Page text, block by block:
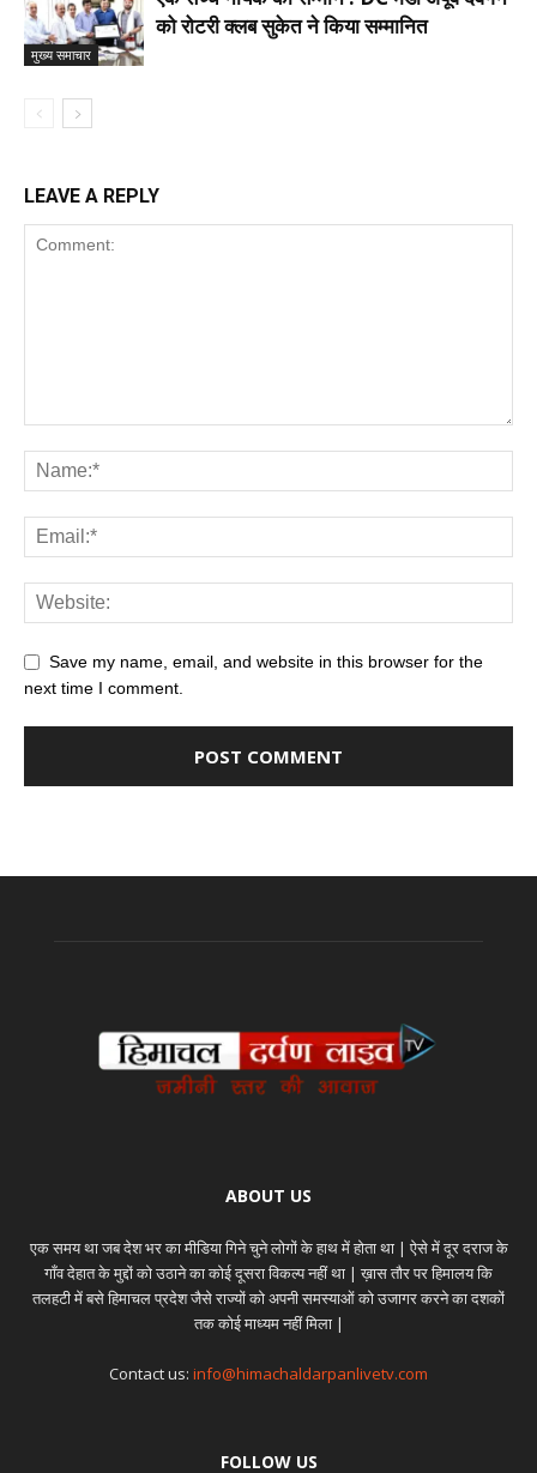
मुख्य समाचार
को रोटरी क्लब सुकेत ने किया सम्मानित
LEAVE A REPLY
Save my name, email, and website in this browser for the
next time I comment.
ABOUT US
एक समय था जब देश भर का मीडिया गिने चुने लोगों के हाथ में होता था | ऐसे में दूर दराज के
गाँव देहात के मुद्दों को उठाने का कोई दूसरा विकल्प नहीं था | ख़ास तौर पर हिमालय कि
तलहटी में बसे हिमाचल प्रदेश जैसे राज्यों को अपनी समस्याओं को उजागर करने का दशकों
तक कोई माध्यम नहीं मिला |
Contact us: info@himachaldarpanlivetv.com
FOLLOW US